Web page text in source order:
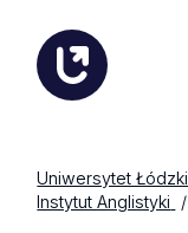
Uniwersytet Łódzki
Instytut Anglistyki